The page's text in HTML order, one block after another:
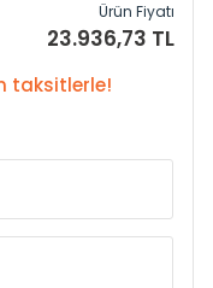
Ürün Fiyatı
23.936,73 TL
taksitlerle!